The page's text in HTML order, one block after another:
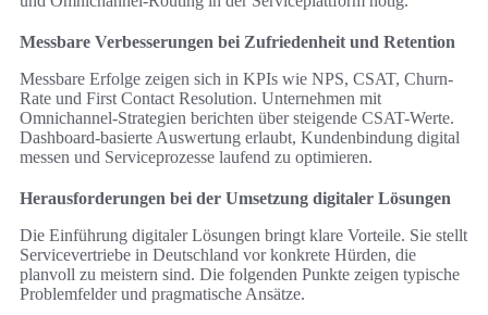
Messbare Verbesserungen bei Zufriedenheit und Retention
Messbare Erfolge zeigen sich in KPIs wie NPS, CSAT, Churn-
Rate und First Contact Resolution. Unternehmen mit
Omnichannel-Strategien berichten über steigende CSAT-Werte.
Dashboard-basierte Auswertung erlaubt, Kundenbindung digital
messen und Serviceprozesse laufend zu optimieren.
Herausforderungen bei der Umsetzung digitaler Lösungen
Die Einführung digitaler Lösungen bringt klare Vorteile. Sie stellt
Servicevertriebe in Deutschland vor konkrete Hürden, die
planvoll zu meistern sind. Die folgenden Punkte zeigen typische
Problemfelder und pragmatische Ansätze.